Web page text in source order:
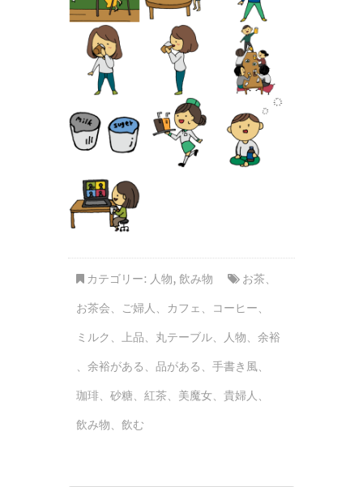
カテゴリー: 人物, 飲み物 お茶、
お茶会、 ご婦人 、 カフェ 、 コーヒー、
ミルク 、 上品、 丸テーブル、 人物、 余裕
、 余裕がある 、 品がある 、 手書き風、
珈琲、 砂糖、 紅茶、 美魔女、 貴婦人 、
飲み物、 飲む